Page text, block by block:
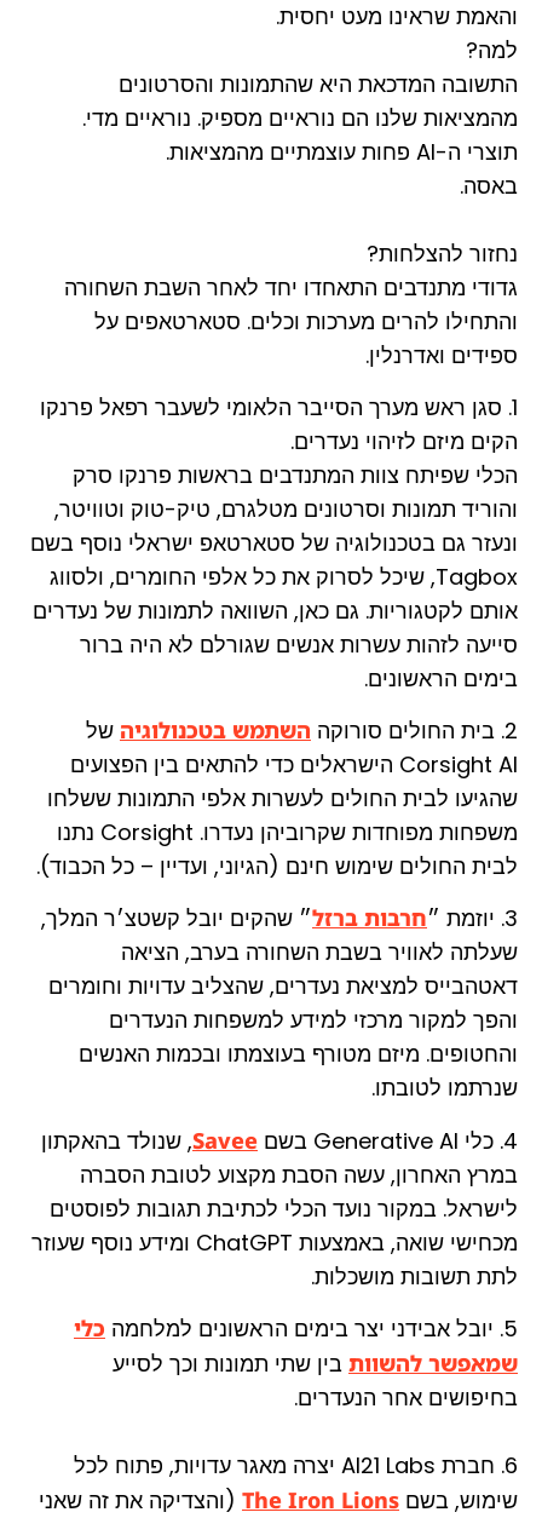
והאמת שראינו מעט יחסית.
למה?
התשובה המדכאת היא שהתמונות והסרטונים
מהמציאות שלנו הם נוראיים מספיק. נוראיים מדי.
תוצרי ה-AI פחות עוצמתיים מהמציאות.
באסה.
נחזור להצלחות?
גדודי מתנדבים התאחדו יחד לאחר השבת השחורה
והתחילו להרים מערכות וכלים. סטארטאפים על
ספידים ואדרנלין.
1. סגן ראש מערך הסייבר הלאומי לשעבר רפאל פרנקו
הקים מיזם לזיהוי נעדרים.
הכלי שפיתח צוות המתנדבים בראשות פרנקו סרק
והוריד תמונות וסרטונים מטלגרם, טיק-טוק וטוויטר,
ונעזר גם בטכנולוגיה של סטארטאפ ישראלי נוסף בשם
Tagbox, שיכל לסרוק את כל אלפי החומרים, ולסווג
אותם לקטגוריות. גם כאן, השוואה לתמונות של נעדרים
סייעה לזהות עשרות אנשים שגורלם לא היה ברור
בימים הראשונים.
2. בית החולים סורוקה
השתמש בטכנולוגיה של
Corsight AI הישראלים כדי להתאים בין הפצועים
שהגיעו לבית החולים לעשרות אלפי התמונות ששלחו
משפחות מפוחדות שקרוביהן נעדרו. Corsight נתנו
לבית החולים שימוש חינם (הגיוני, ועדיין – כל הכבוד).
3. יוזמת ״
חרבות ברזל״ שהקים יובל קשטצ׳ר המלך,
שעלתה לאוויר בשבת השחורה בערב, הציאה
דאטהבייס למציאת נעדרים, שהצליב עדויות וחומרים
והפך למקור מרכזי למידע למשפחות הנעדרים
והחטופים. מיזם מטורף בעוצמתו ובכמות האנשים
שנרתמו לטובתו.
4. כלי Generative AI בשם
Savee, שנולד בהאקתון
במרץ האחרון, עשה הסבת מקצוע לטובת הסברה
לישראל. במקור נועד הכלי לכתיבת תגובות לפוסטים
מכחישי שואה, באמצעות ChatGPT ומידע נוסף שעוזר
לתת תשובות מושכלות.
5. יובל אבידני יצר בימים הראשונים למלחמה
כלי
שמאפשר להשוות בין שתי תמונות וכך לסייע
בחיפושים אחר הנעדרים.
6. חברת AI21 Labs יצרה מאגר עדויות, פתוח לכל
שימוש, בשם The Iron Lions (והצדיקה את זה שאני